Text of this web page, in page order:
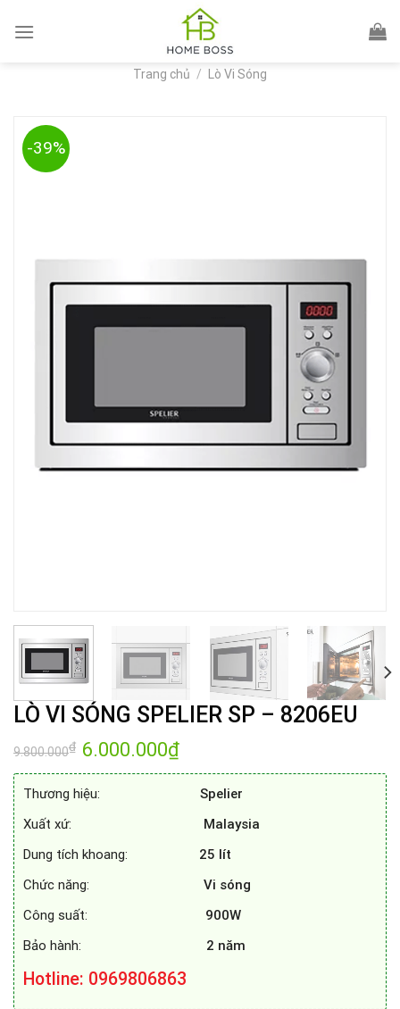
Trang chủ / Lò Vi Sóng
-39%
LÒ VI SÓNG SPELIER SP – 8206EU
9.800.000₫ Giá
gốc
là:
6.000.000₫Giá
tại
6.000.000₫.
Thương hiệu: Spelier
Xuất xứ:
Malaysia
Dung tích khoang: 25 lít
Chức năng: Vi sóng
Công suất: 900W
Bảo hành: 2 năm
Hotline: 0969806863